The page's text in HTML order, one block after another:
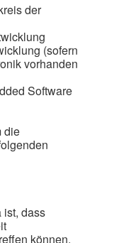
der
(sofern
vorhanden
Software
die
ist, dass
können.